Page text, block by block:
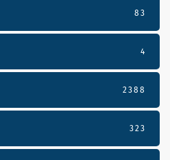
83
4
2388
323